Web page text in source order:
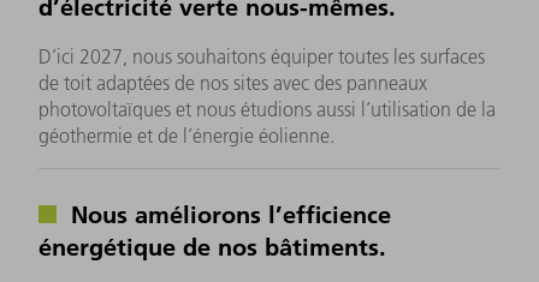
D’ici 2027, nous souhaitons équiper toutes les surfaces
de toit adaptées de nos sites avec des panneaux
photovoltaïques et nous étudions aussi l’utilisation de la
géothermie et de l’énergie éolienne.
Nous améliorons l’efficience
énergétique de nos bâtiments.